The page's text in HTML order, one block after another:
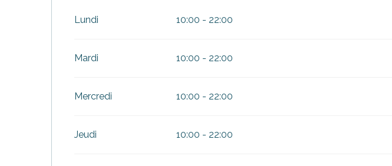
Lundi 10:00 - 22:00
Mardi 10:00 - 22:00
Mercredi 10:00 - 22:00
Jeudi 10:00 - 22:00